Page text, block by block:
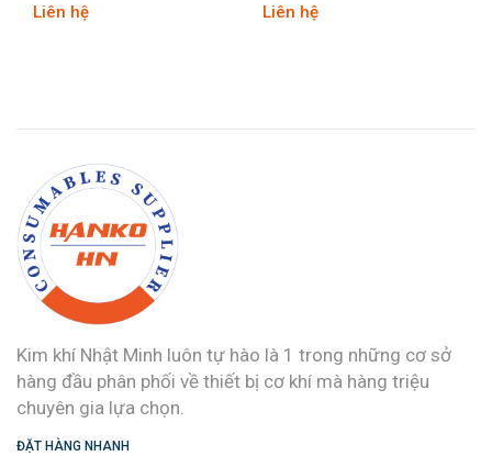
Liên hệ Liên hệ
Kim khí Nhật Minh luôn tự hào là 1 trong những cơ sở
hàng đầu phân phối về thiết bị cơ khí mà hàng triệu
chuyên gia lựa chọn.
ĐẶT HÀNG NHANH